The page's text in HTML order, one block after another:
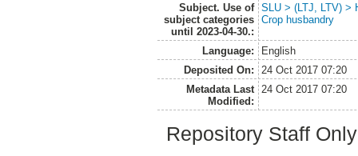
Subject. Use of
subject categories
until 2023-04-30.:
SLU > (LTJ, LTV) >
Crop husbandry
Language:
English
Deposited On:
24 Oct 2017 07:20
Metadata Last
Modified:
24 Oct 2017 07:20
Repository Staff